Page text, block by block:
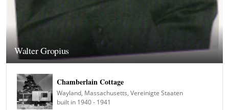
Walter Gropius
Chamberlain Cottage
Wayland, Massachusetts, Vereinigte Staaten
built in 1940 - 1941